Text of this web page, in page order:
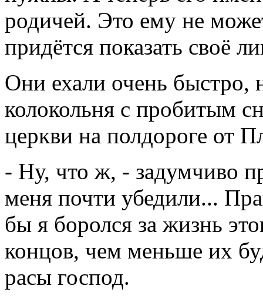
родичей. Это ему не
придётся показать своё
Они ехали очень быстро,
колокольня с пробитым
церкви на полдороге от
- Ну, что ж, - задумчиво
меня почти убедили...
бы я боролся за жизнь
концов, чем меньше их
расы господ.